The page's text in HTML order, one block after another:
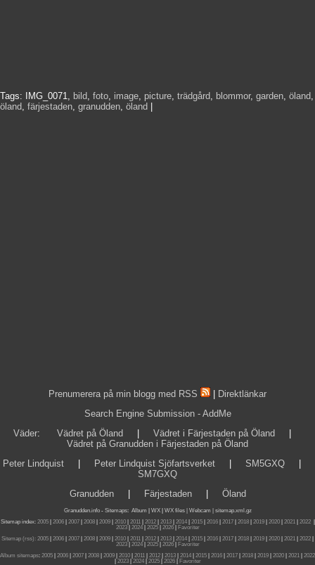
Tags: IMG_0071, bild, foto, image, picture, trädgård, blommor, garden, öland,
öland, färjestaden, granudden, öland
Prenumerera på min blogg med RSS
Direktlänkar
Search Engine Submission - AddMe
Väder: Vädret på Öland Vädret i Färjestaden på Öland
Vädret på Granudden i Färjestaden på Öland
Peter Lindquist
Peter Lindquist Sjöfartsverket SM5GXQ
SM7GXQ
Granudden| Färjestaden| Öland
Granudden.info- Sitemaps: Album WX WX files | Webcam |
sitemap.xml.gz
Sitemap index: 2005| 2006| 2007| 2008| 2009| 2010| 2011| 2012| 2013| 2014| 2015| 2016| 2017| 2018| 2019| 2020| 2021| 2022|
2023| 2024| 2025| 2026|
Favoriter
Sitemap (rss): 2005 2006 2007 2008 2009 2010 2011 2012 2013 2014 2015 2016 2017 2018 2019 2020 2021 2022
2023| 2024| 2025| 2026|
Favoriter
Album sitemaps: 2005 2006 2007 2008 2009 2010 2011 2012 2013 2014 2015 2016 2017 2018 2019 2020 2021
2022
2023| 2024| 2025| 2026|
Favoriter